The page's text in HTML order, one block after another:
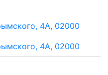
4А, 02000
4А, 02000